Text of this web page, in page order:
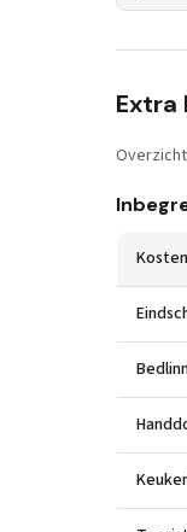
Extra
Kosten